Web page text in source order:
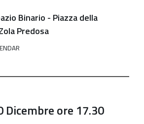
Binario - Piazza della
Predosa
Dicembreore 17.30